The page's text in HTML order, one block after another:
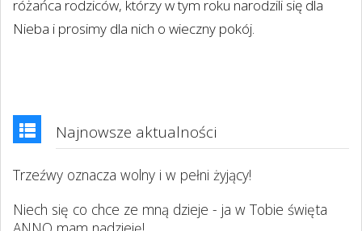
różańca rodziców, którzy w tym roku narodzili się dla
Nieba i prosimy dla nich o wieczny pokój.
Najnowsze aktualności
Trzeźwy oznacza wolny i w pełni żyjący!
Niech się co chce ze mną dzieje - ja w Tobie święta